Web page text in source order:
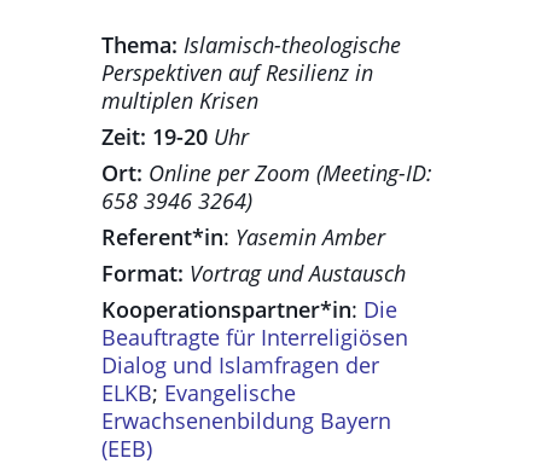
Thema: Islamisch-theologische
Perspektiven auf Resilienz in
multiplen Krisen
Zeit: 19-20 Uhr
Ort: Online per Zoom (Meeting-ID:
658 3946 3264)
Referent*in: Yasemin Amber
Format: Vortrag und Austausch
Kooperationspartner*in: Die
Beauftragte für Interreligiösen
Dialog und Islamfragen der
ELKB; Evangelische
Erwachsenenbildung Bayern
(EEB)